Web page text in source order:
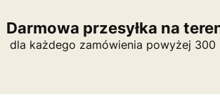
Darmowa przesyłka na
dla każdego zamówienia powyżej 300